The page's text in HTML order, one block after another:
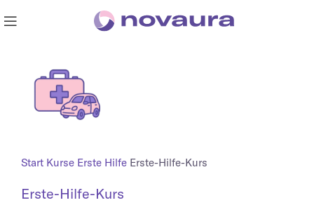
Start Kurse Erste Hilfe Erste-Hilfe-Kurs
Erste-Hilfe-Kurs